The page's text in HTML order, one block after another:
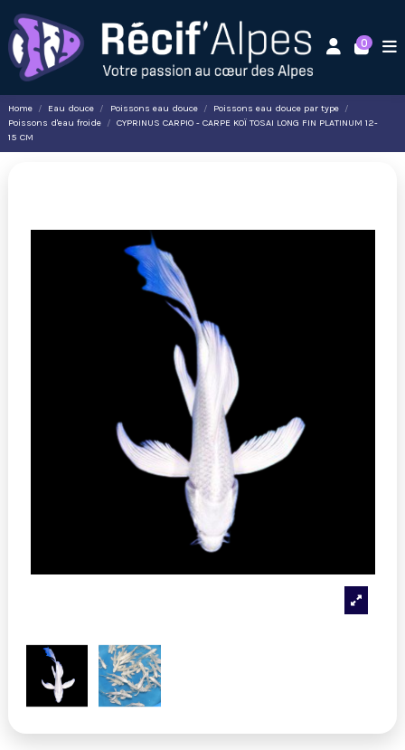
0
Home Eau douce Poissons eau douce
Poissons eau douce par type
Poissons d'eau froide
CYPRINUS CARPIO - CARPE KOÏ TOSAI LONG FIN PLATINUM 12-
15 CM